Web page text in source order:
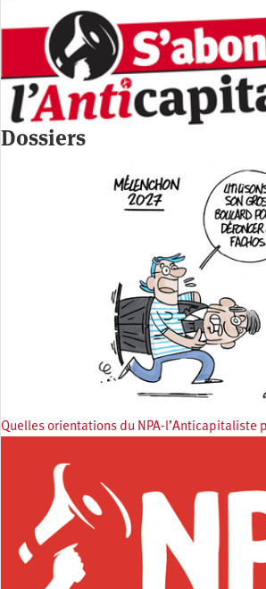
Dossiers
Quelles orientations du NPA-l’Anticapitaliste